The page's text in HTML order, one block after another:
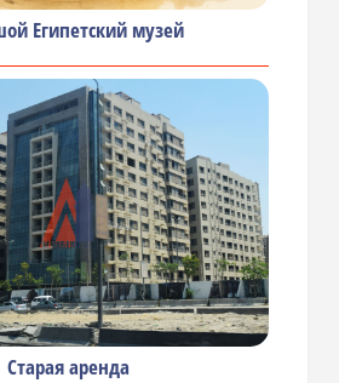
Египетский музей
Старая аренда